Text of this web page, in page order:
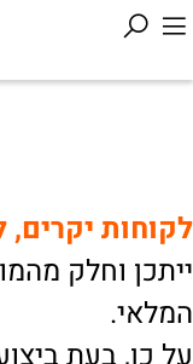
לקוחות
ייתכן וחלק
המלאי.